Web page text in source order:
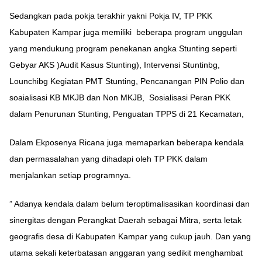
Sedangkan pada pokja terakhir yakni Pokja IV, TP PKK
Kabupaten Kampar juga memiliki beberapa program unggulan
yang mendukung program penekanan angka Stunting seperti
Gebyar AKS )Audit Kasus Stunting), Intervensi Stuntinbg,
Lounchibg Kegiatan PMT Stunting, Pencanangan PIN Polio dan
soaialisasi KB MKJB dan Non MKJB, Sosialisasi Peran PKK
dalam Penurunan Stunting, Penguatan TPPS di 21 Kecamatan,
Dalam Ekposenya Ricana juga memaparkan beberapa kendala
dan permasalahan yang dihadapi oleh TP PKK dalam
menjalankan setiap programnya.
” Adanya kendala dalam belum teroptimalisasikan koordinasi dan
sinergitas dengan Perangkat Daerah sebagai Mitra, serta letak
geografis desa di Kabupaten Kampar yang cukup jauh. Dan yang
utama sekali keterbatasan anggaran yang sedikit menghambat